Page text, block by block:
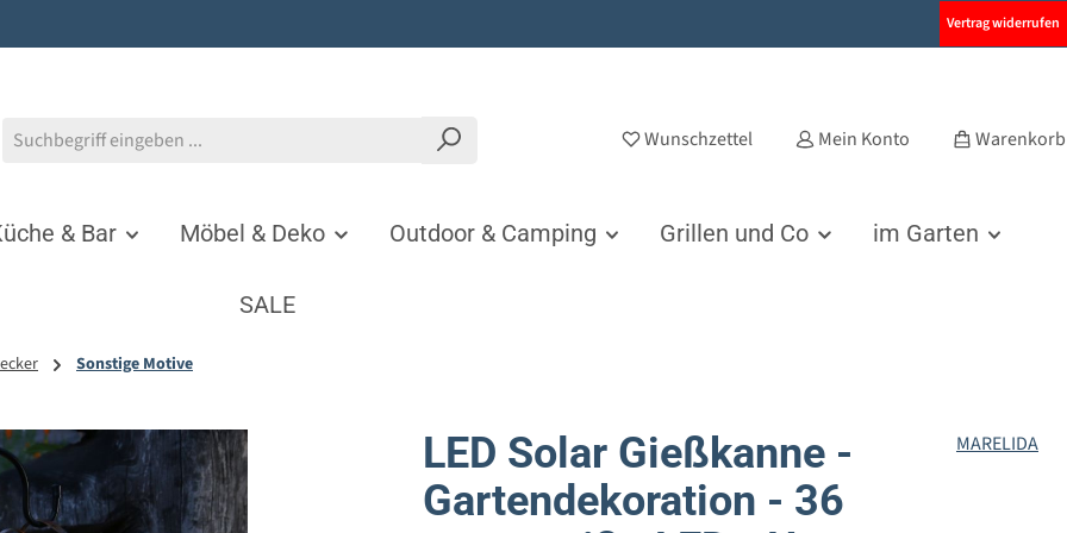
Vertrag widerrufen
Wunschzettel Mein Konto Warenkorb
& Bar Möbel & Deko Outdoor & Camping Grillen und Co im Garten
SALE
Sonstige Motive
LED Solar Gießkanne -
Gartendekoration - 36
MARELIDA